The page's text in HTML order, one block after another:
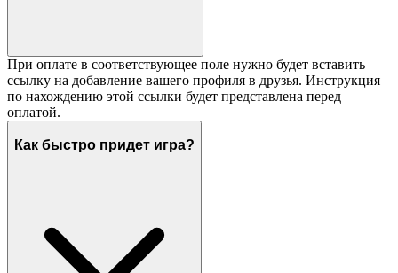
При оплате в соответствующее поле нужно будет вставить
ссылку на добавление вашего профиля в друзья. Инструкция
по нахождению этой ссылки будет представлена перед
оплатой.
Как быстро придет игра?